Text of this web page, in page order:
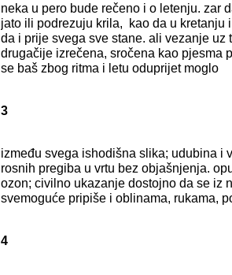
neka u pero bude rečeno i o letenju. zar
jato ili podrezuju krila, kao da u kretanju
da i prije svega sve stane. ali vezanje uz
drugačije izrečena, sročena kao pjesma
se baš zbog ritma i letu oduprijet moglo
3
između svega ishodišna slika; udubina i
rosnih pregiba u vrtu bez objašnjenja.
ozon; civilno ukazanje dostojno da se iz
svemoguće pripiše i oblinama, rukama,
4